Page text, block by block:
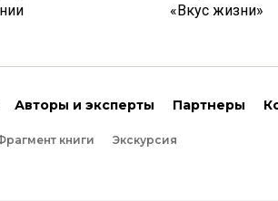
«Вкус жизни»
Авторы и эксперты Партнеры
книги Экскурсия